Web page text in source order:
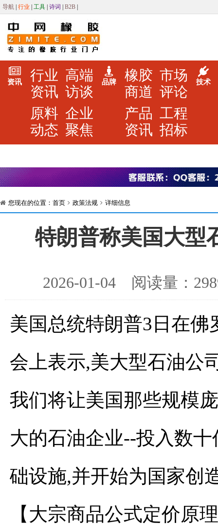
导航 行业 工具 诗词 B2B
资讯
行业
资讯
高端
访谈
原料
动态
企业
聚焦
品牌
橡胶
商道
市场
评论
产品
资讯
工程
招标
技术
您现在的位置： 首页 政策法规 详细信息
特朗普称美国大型
2026-01-04 阅读量：
美国总统特朗普3日在
会上表示,美大型石油公
我们将让美国那些规模
大的石油企业--投入数
础设施,并开始为国家创
【大宗商品公式定价原